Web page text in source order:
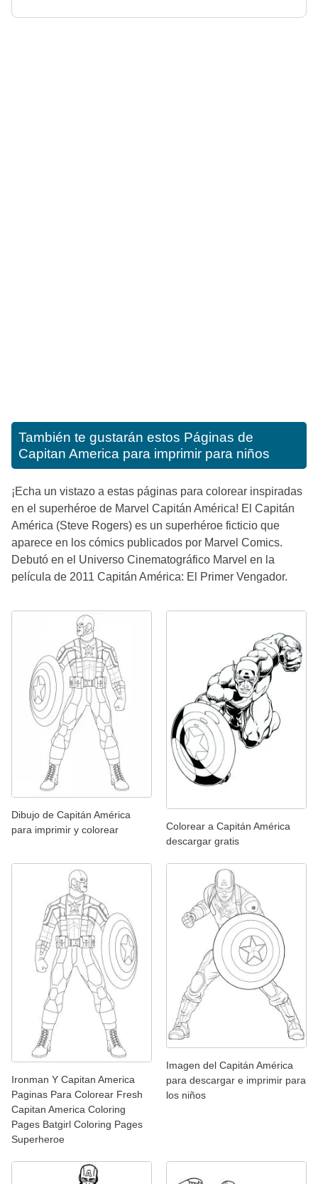
También te gustarán estos Páginas de
Capitan America para imprimir para niños
¡Echa un vistazo a estas páginas para colorear inspiradas
en el superhéroe de Marvel Capitán América! El Capitán
América (Steve Rogers) es un superhéroe ficticio que
aparece en los cómics publicados por Marvel Comics.
Debutó en el Universo Cinematográfico Marvel en la
película de 2011 Capitán América: El Primer Vengador.
Dibujo de Capitán América
para imprimir y colorear
Colorear a Capitán América
descargar gratis
Ironman Y Capitan America
Paginas Para Colorear Fresh
Capitan America Coloring
Pages Batgirl Coloring Pages
Superheroe
Imagen del Capitán América
para descargar e imprimir para
los niños